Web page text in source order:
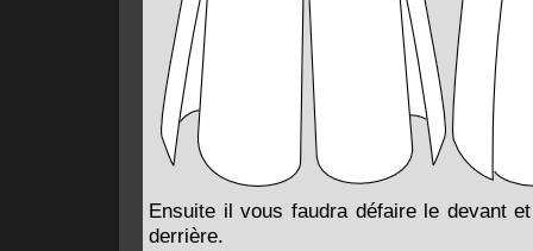
Ensuite il vous faudra défaire le devant
derrière.